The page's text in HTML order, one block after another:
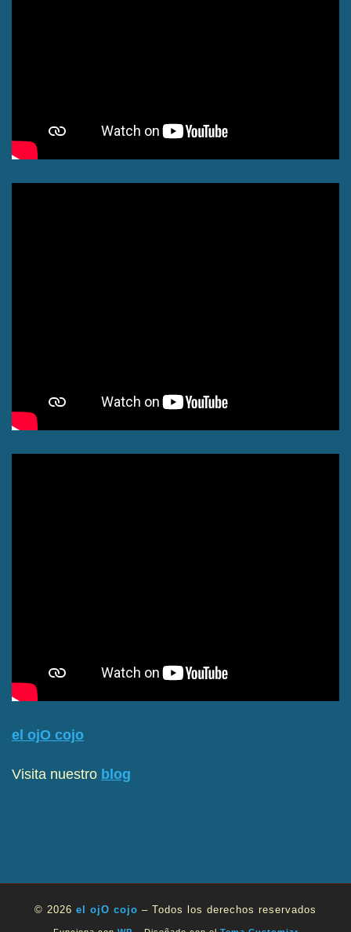
el ojO cojo
Visita nuestro blog
© 2026 el ojO cojo – Todos los derechos reservados